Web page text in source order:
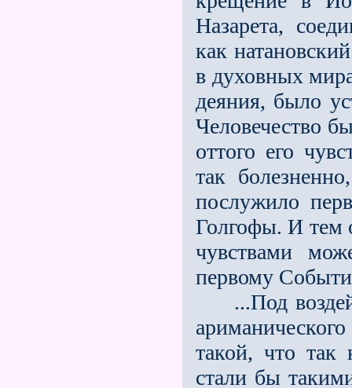
Назарета,
как
в духовных
деяния, было
Человечество
оттого его
так
послужило
Голгофы. И тем
чувствами
первому
...Под
такой, что
стали бы